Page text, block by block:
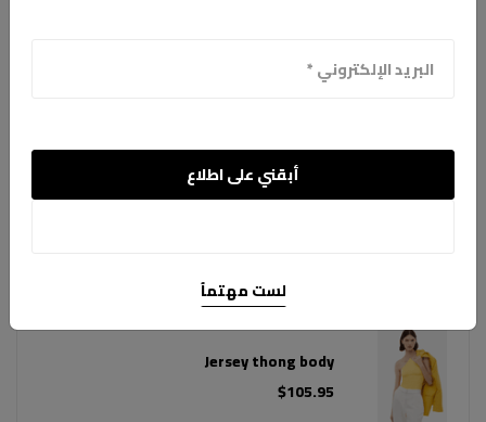
“ I always find something stylish and affordable on
this web fashion site ”
Jersey thong body
$105.95
أبقني على اطلاع
لست مهتماً